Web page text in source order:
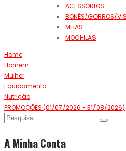
ACESSÓRIOS
BONÉS/GORROS/
MEIAS
MOCHILAS
Home
Homem
Mulher
Equipamento
Nutrição
PROMOÇÕES (01/07/2026 - 31/08/2026)
A Minha Conta